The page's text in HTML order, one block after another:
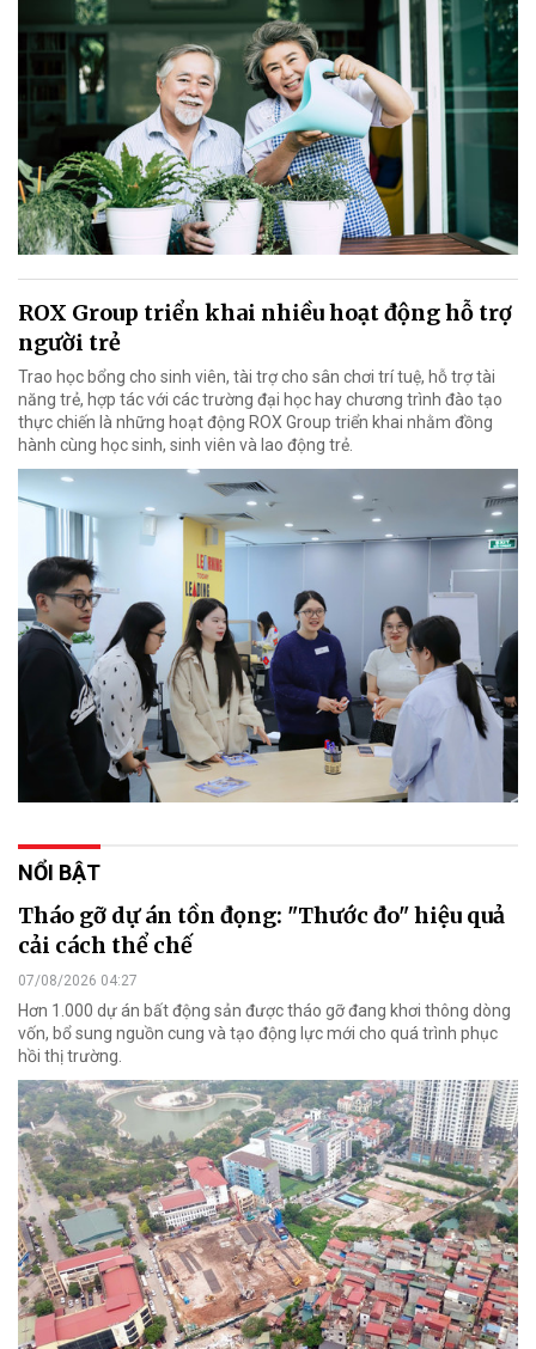
ROX Group triển khai nhiều hoạt động hỗ trợ
người trẻ
Trao học bổng cho sinh viên, tài trợ cho sân chơi trí tuệ, hỗ trợ tài
năng trẻ, hợp tác với các trường đại học hay chương trình đào tạo
thực chiến là những hoạt động ROX Group triển khai nhằm đồng
hành cùng học sinh, sinh viên và lao động trẻ.
NỔI BẬT
Tháo gỡ dự án tồn đọng: "Thước đo" hiệu quả
cải cách thể chế
07/08/2026 04:27
Hơn 1.000 dự án bất động sản được tháo gỡ đang khơi thông dòng
vốn, bổ sung nguồn cung và tạo động lực mới cho quá trình phục
hồi thị trường.